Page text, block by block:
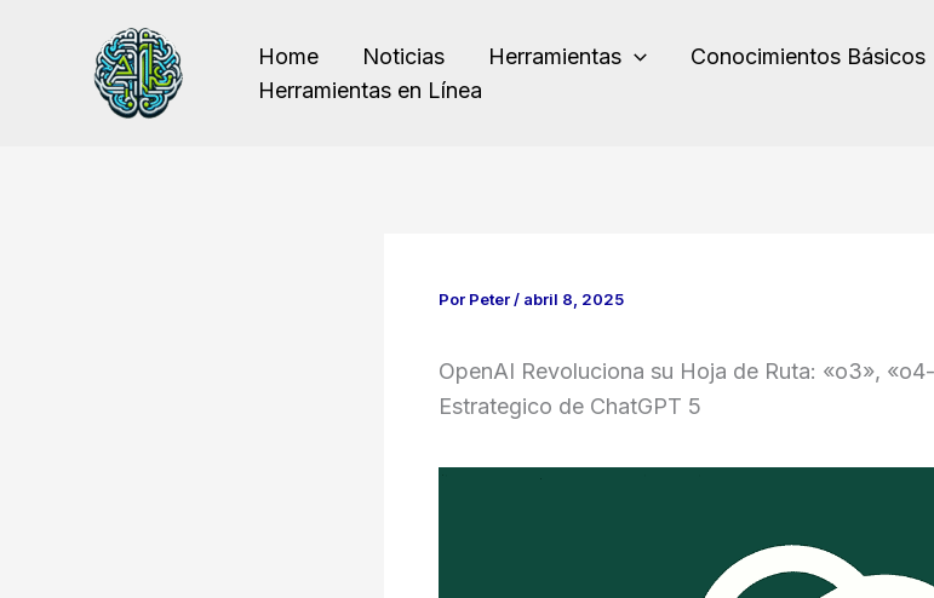
contenido
Home Noticias Herramientas Conocimientos Básicos
Herramientas en Línea
Por Peter/ abril 8, 2025
OpenAI Revoluciona su Hoja de Ruta: «o3»,
Estrategico de ChatGPT 5